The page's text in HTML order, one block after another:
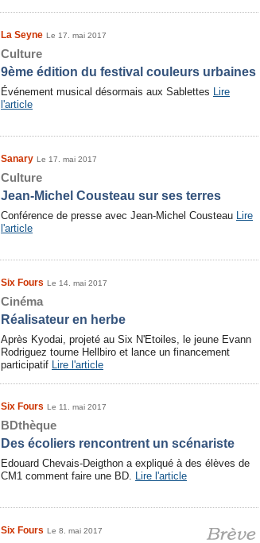
La Seyne Le 17. mai 2017
Culture
9ème édition du festival couleurs urbaines
Événement musical désormais aux Sablettes Lire
l'article
Sanary Le 17. mai 2017
Culture
Jean-Michel Cousteau sur ses terres
Conférence de presse avec Jean-Michel Cousteau Lire
l'article
Six Fours Le 14. mai 2017
Cinéma
Réalisateur en herbe
Après Kyodai, projeté au Six N'Etoiles, le jeune Evann
Rodriguez tourne Hellbiro et lance un financement
participatif Lire l'article
Six Fours Le 11. mai 2017
BDthèque
Des écoliers rencontrent un scénariste
Edouard Chevais-Deigthon a expliqué à des élèves de
CM1 comment faire une BD. Lire l'article
Six Fours Le 8. mai 2017